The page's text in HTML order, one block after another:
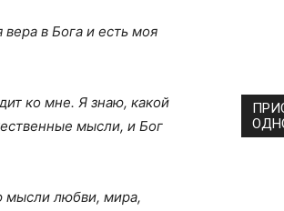
в Бога и есть моя
ко мне. Я знаю, какой
мысли, и Бог
мысли любви, мира,